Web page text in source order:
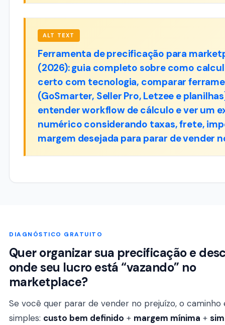
ALT TEXT
Ferramenta de precificação para
(2026): guia completo sobre como
certo com tecnologia, comparar
(GoSmarter, Seller Pro, Letzee e
entender workflow de cálculo e ver um
numérico considerando taxas, frete,
margem desejada para parar de vender
DIAGNÓSTICO GRATUITO
Quer organizar sua precificação e
onde seu lucro está “vazando” no
marketplace?
Se você quer parar de vender no prejuízo, o caminho
simples: custo bem definido + margem mínima +